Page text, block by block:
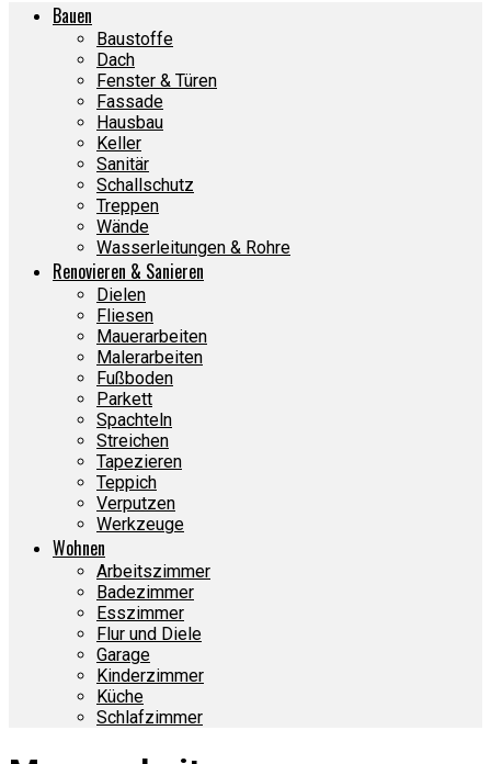
Bauen
Baustoffe
Dach
Fenster & Türen
Fassade
Hausbau
Keller
Sanitär
Schallschutz
Treppen
Wände
Wasserleitungen & Rohre
Renovieren & Sanieren
Dielen
Fliesen
Mauerarbeiten
Malerarbeiten
Fußboden
Parkett
Spachteln
Streichen
Tapezieren
Teppich
Verputzen
Werkzeuge
Wohnen
Arbeitszimmer
Badezimmer
Esszimmer
Flur und Diele
Garage
Kinderzimmer
Küche
Schlafzimmer